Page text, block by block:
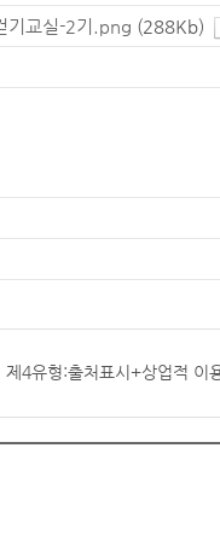
기교실-2기.png (288Kb)
제4유형:출처표시+상업적 이